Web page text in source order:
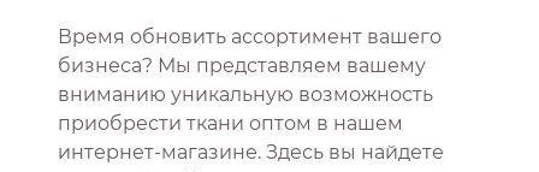
Время обновить ассортимент вашего
бизнеса? Мы представляем вашему
вниманию уникальную возможность
приобрести ткани оптом в нашем
интернет-магазине. Здесь вы найдете